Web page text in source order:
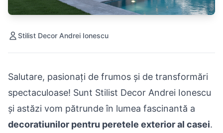
Stilist Decor Andrei Ionescu
Salutare, pasionați de frumos și de transformări
spectaculoase! Sunt Stilist Decor Andrei Ionescu
și astăzi vom pătrunde în lumea fascinantă a
decoratiunilor pentru peretele exterior al casei.